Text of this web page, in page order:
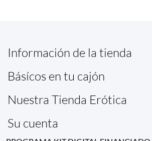
Información de la tienda
Básícos en tu cajón
Nuestra Tienda Erótica
Su cuenta